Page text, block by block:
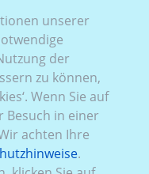
(seit 2024),2
teilverglast
verglast
unserer
der
zu können,
Wenn Sie auf
Besuch in einer
achten Ihre
.